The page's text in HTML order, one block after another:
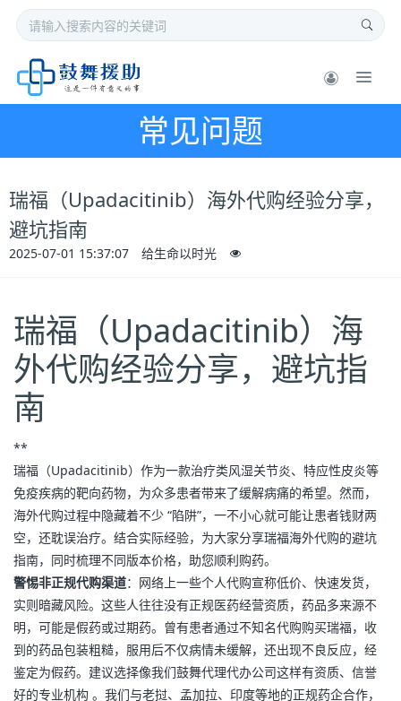
常见问题
瑞福（Upadacitinib）海外代购经验分享，
避坑指南
2025-07-01 15:37:07 给生命以时光
瑞福（Upadacitinib）海
外代购经验分享，避坑指
南
**
瑞福（Upadacitinib）作为一款治疗类风湿关节炎、特应性皮炎等
免疫疾病的靶向药物，为众多患者带来了缓解病痛的希望。然而，
海外代购过程中隐藏着不少 “陷阱”，一不小心就可能让患者钱财两
空，还耽误治疗。结合实际经验，为大家分享瑞福海外代购的避坑
指南，同时梳理不同版本价格，助您顺利购药。
警惕非正规代购渠道：网络上一些个人代购宣称低价、快速发货，
实则暗藏风险。这些人往往没有正规医药经营资质，药品多来源不
明，可能是假药或过期药。曾有患者通过不知名代购购买瑞福，收
到的药品包装粗糙，服用后不仅病情未缓解，还出现不良反应，经
鉴定为假药。建议选择像我们鼓舞代理代办公司这样有资质、信誉
好的专业机构 。我们与老挝、孟加拉、印度等地的正规药企合作，